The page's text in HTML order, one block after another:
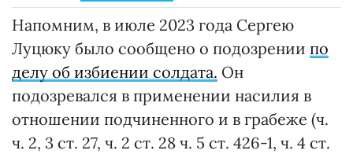
Напомним, в июле 2023 года Сергею
Луцюку было сообщено о подозрении по
делу об избиении солдата. Он
подозревался в применении насилия в
отношении подчиненного и в грабеже (ч.
ч. 2, 3 ст. 27, ч. 2 ст. 28 ч. 5 ст. 426-1, ч. 4 ст.